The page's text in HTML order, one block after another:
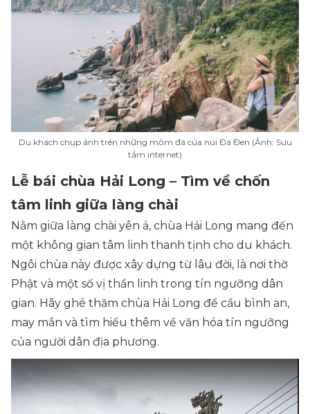
Du khách chụp ảnh trên những mỏm đá của núi Đá Đen (Ảnh: Sưu
tầm internet)
Lễ bái chùa Hải Long – Tìm về chốn
tâm linh giữa làng chài
Nằm giữa làng chài yên ả, chùa Hải Long mang đến
một không gian tâm linh thanh tịnh cho du khách.
Ngôi chùa này được xây dựng từ lâu đời, là nơi thờ
Phật và một số vị thần linh trong tín ngưỡng dân
gian. Hãy ghé thăm chùa Hải Long để cầu bình an,
may mắn và tìm hiểu thêm về văn hóa tín ngưỡng
của người dân địa phương.